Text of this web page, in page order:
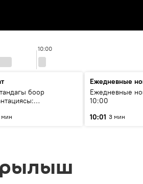
10:00
боор
Ежедневные
Ежедневные
10:00
10:01 3 мин